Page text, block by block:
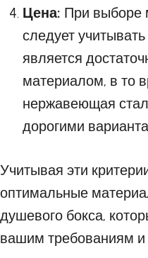
Цена: При выборе
следует
является
материалом, в то
нержавеющая
дорогими
Учитывая эти
оптимальные
душевого бокса,
вашим требованиям и